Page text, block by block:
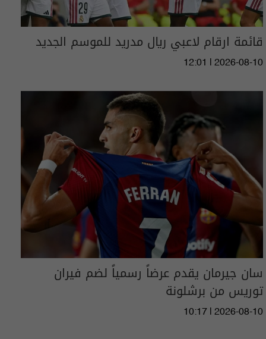
قائمة ارقام لاعبي ريال مدريد للموسم الجديد
12:01 | 2026-08-10
سان جيرمان يقدم عرضاً رسمياً لضم فيران
توريس من برشلونة
10:17 | 2026-08-10